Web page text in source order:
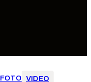
FOTO VIDEO